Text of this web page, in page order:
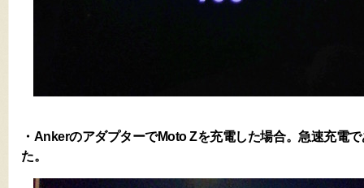
・AnkerのアダプターでMoto Zを充電した場合。急速充電
た。